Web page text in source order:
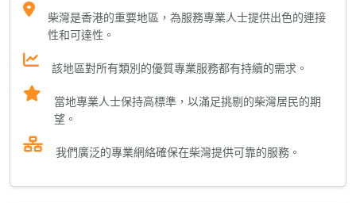
柴灣是香港的重要地區，為服務專業人士提供出色的連接
性和可達性。
該地區對所有類別的優質專業服務都有持續的需求。
當地專業人士保持高標準，以滿足挑剔的柴灣居民的期
望。
我們廣泛的專業網絡確保在柴灣提供可靠的服務。